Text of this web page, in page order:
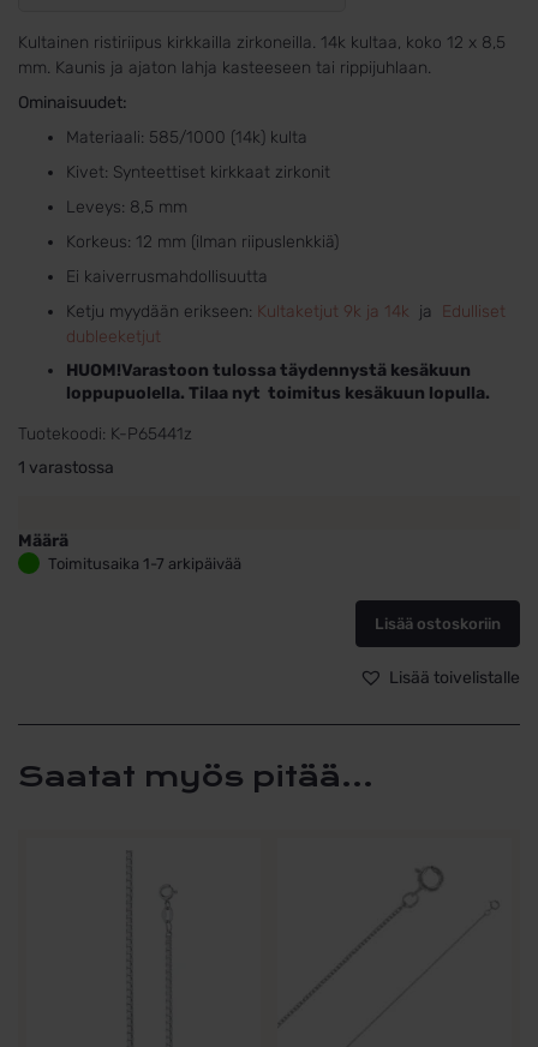
Kultainen ristiriipus kirkkailla zirkoneilla. 14k kultaa, koko 12 x 8,5
mm. Kaunis ja ajaton lahja kasteeseen tai rippijuhlaan.
Ominaisuudet:
Materiaali: 585/1000 (14k) kulta
Kivet: Synteettiset kirkkaat zirkonit
Leveys: 8,5 mm
Korkeus: 12 mm (ilman riipuslenkkiä)
Ei kaiverrusmahdollisuutta
Ketju myydään erikseen: Kultaketjut 9k ja 14k ja Edulliset
dubleeketjut
HUOM!Varastoon tulossa täydennystä kesäkuun
loppupuolella. Tilaa nyt toimitus kesäkuun lopulla.
Tuotekoodi: K-P65441z
1 varastossa
Määrä
Kultainen
määrä
Toimitusaika 1-7 arkipäivää
Lisää ostoskoriin
Lisää toivelistalle
Saatat myös pitää...
muunnelma.
valinnat